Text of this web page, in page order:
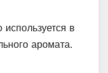
в
аромата.